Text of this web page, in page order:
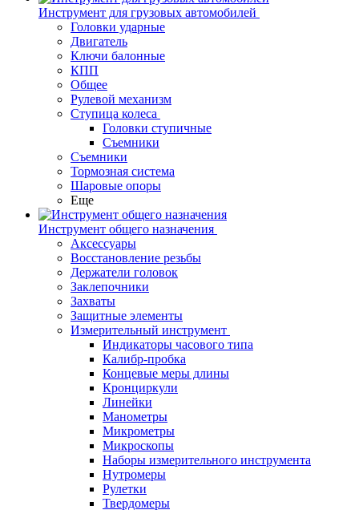
Инструмент для грузовых автомобилей
Головки ударные
Двигатель
Ключи балонные
КПП
Общее
Рулевой механизм
Ступица колеса
Головки ступичные
Съемники
Съемники
Тормозная система
Шаровые опоры
Еще
Инструмент общего назначения
Аксессуары
Восстановление резьбы
Держатели головок
Заклепочники
Захваты
Защитные элементы
Измерительный инструмент
Индикаторы часового типа
Калибр-пробка
Концевые меры длины
Кронциркули
Линейки
Манометры
Микрометры
Микроскопы
Наборы измерительного инструмента
Нутромеры
Рулетки
Твердомеры